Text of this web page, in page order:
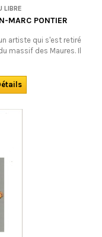
LIBRE
MARC PONTIER
artiste qui s'est retiré
massif des Maures. Il
la nature qui l'entoure
guider dans ses
français.